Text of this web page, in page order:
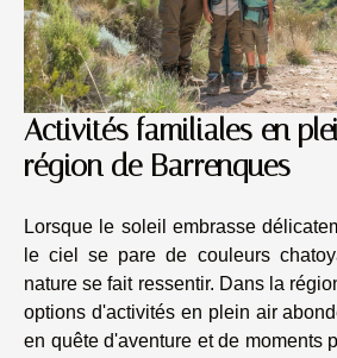
Activités familiales en
région de Barrenques
Lorsque le soleil embrasse
le ciel se pare de couleurs
nature se fait ressentir. Dans la
options d'activités en plein air
en quête d'aventure et de moments